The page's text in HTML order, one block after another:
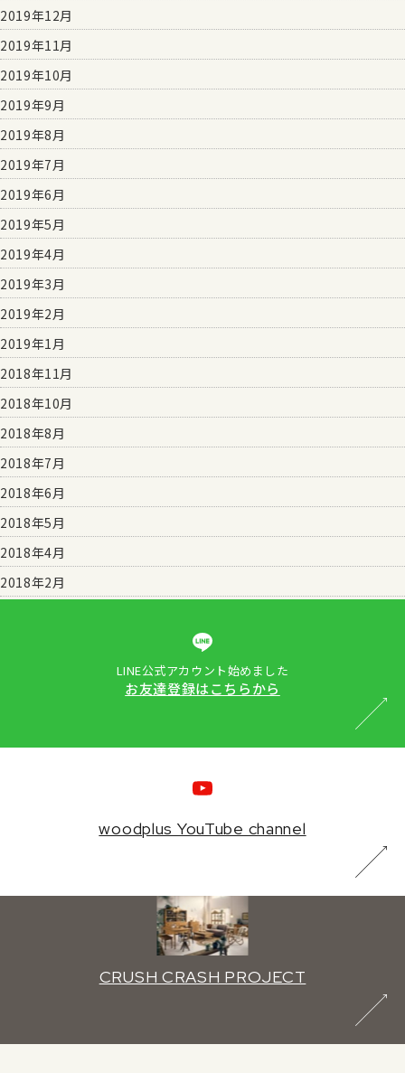
2019年12月
2019年11月
2019年10月
2019年9月
2019年8月
2019年7月
2019年6月
2019年5月
2019年4月
2019年3月
2019年2月
2019年1月
2018年11月
2018年10月
2018年8月
2018年7月
2018年6月
2018年5月
2018年4月
2018年2月
LINE公式アカウント始めました
お友達登録はこちらから
woodplus YouTube channel
CRUSH CRASH PROJECT